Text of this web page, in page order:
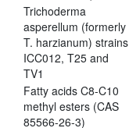
Trichoderma
asperellum (formerly
T. harzianum) strains
ICC012, T25 and
TV1
Fatty acids C8-C10
methyl esters (CAS
85566-26-3)